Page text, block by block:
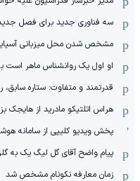
سه فناوری جدید برای فصل جدید
مشخص شدن محل میزبانی آسیایی
او اول یک روانشناس ماهر است
قدرتمند و متفاوت: ستاره سابق،
هراس اتلتیکو مادرید از هایجک
پخش ویدیو کلیپی از سامانه
پیام واضح آقای گل لیگ یک به
زمان معارفه نکونام مشخص شد